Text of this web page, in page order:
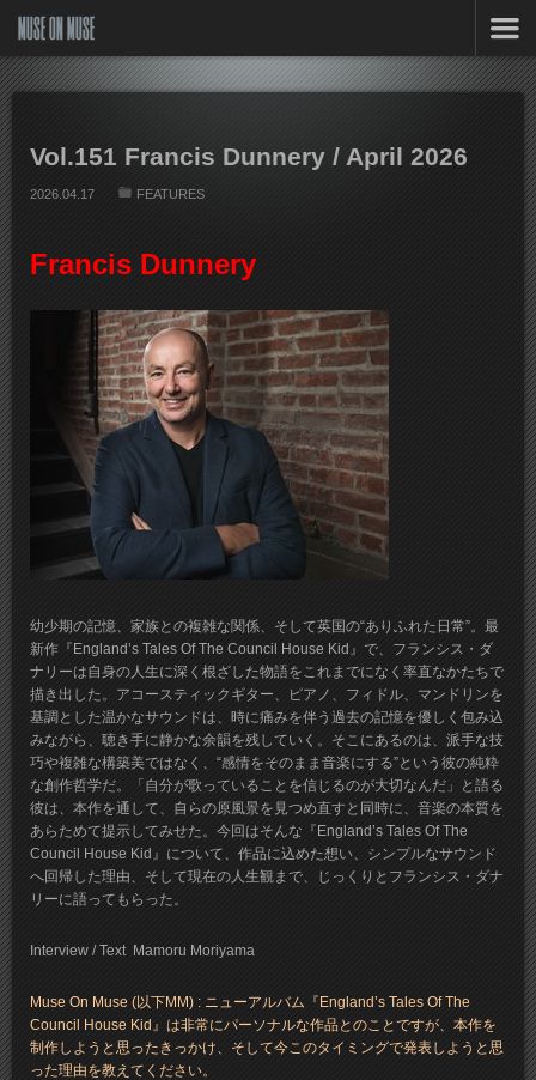
MUSE ON MUSE
Vol.151 Francis Dunnery / April 2026
2026.04.17 FEATURES
Francis Dunnery
幼少期の記憶、家族との複雑な関係、そして英国の“ありふれた日常”。最
新作『England’s Tales Of The Council House Kid』で、フランシス・ダ
ナリーは自身の人生に深く根ざした物語をこれまでになく率直なかたちで
描き出した。アコースティックギター、ピアノ、フィドル、マンドリンを
基調とした温かなサウンドは、時に痛みを伴う過去の記憶を優しく包み込
みながら、聴き手に静かな余韻を残していく。そこにあるのは、派手な技
巧や複雑な構築美ではなく、“感情をそのまま音楽にする”という彼の純粋
な創作哲学だ。「自分が歌っていることを信じるのが大切なんだ」と語る
彼は、本作を通して、自らの原風景を見つめ直すと同時に、音楽の本質を
あらためて提示してみせた。今回はそんな『England’s Tales Of The
Council House Kid』について、作品に込めた想い、シンプルなサウンド
へ回帰した理由、そして現在の人生観まで、じっくりとフランシス・ダナ
リーに語ってもらった。
Interview / Text Mamoru Moriyama
Muse On Muse (以下MM) : ニューアルバム『England’s Tales Of The
Council House Kid』は非常にパーソナルな作品とのことですが、本作を
制作しようと思ったきっかけ、そして今このタイミングで発表しようと思
った理由を教えてください。